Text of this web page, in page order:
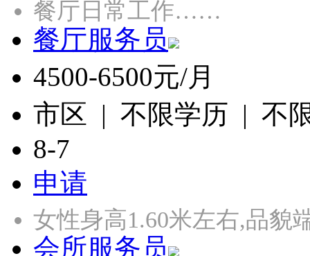
餐厅日常工作……
餐厅服务员
4500-6500元/月
市区 | 不限学历 | 不
8-7
申请
女性身高1.60米左右,品
会所服务员